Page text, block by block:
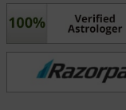
prediction but a
inner wisdom
gentle yet
courage while